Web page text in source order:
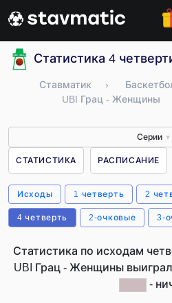
Статистика 4
Ставматик ›
UBI Грац - Женщины
Серии ▼
СТАТИСТИКА РАСПИСАНИЕ
Исходы 1 четверть 2
4 четверть 2-очковые 3-
Статистика по исходам
UBI Грац - Женщины
-